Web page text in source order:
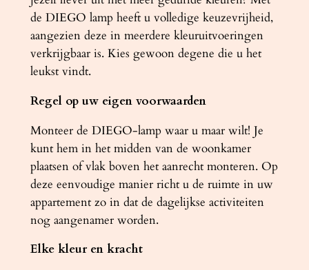
de DIEGO lamp heeft u volledige keuzevrijheid,
aangezien deze in meerdere kleuruitvoeringen
verkrijgbaar is. Kies gewoon degene die u het
leukst vindt.
Regel op uw eigen voorwaarden
Monteer de DIEGO-lamp waar u maar wilt! Je
kunt hem in het midden van de woonkamer
plaatsen of vlak boven het aanrecht monteren. Op
deze eenvoudige manier richt u de ruimte in uw
appartement zo in dat de dagelijkse activiteiten
nog aangenamer worden.
Elke kleur en kracht